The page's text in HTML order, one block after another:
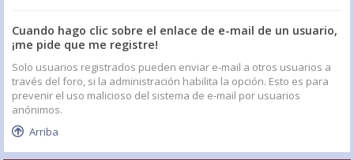
Cuando hago clic sobre el enlace de e-mail de un usuario,
¡me pide que me registre!
Solo usuarios registrados pueden enviar e-mail a otros usuarios a
través del foro, si la administración habilita la opción. Esto es para
prevenir el uso malicioso del sistema de e-mail por usuarios
anónimos.
Arriba